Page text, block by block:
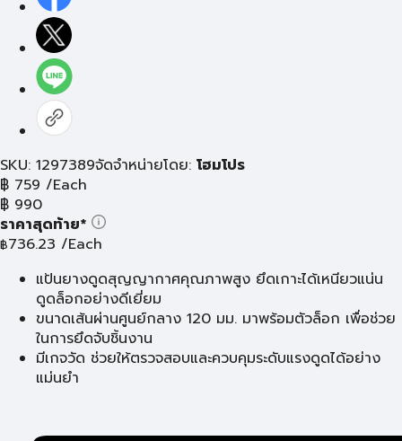
SKU: 1297389จัดจำหน่ายโดย: โฮมโปร
฿ 759 /Each
฿ 990
ราคาสุดท้าย*
฿736.23 /Each
แป้นยางดูดสุญญากาศคุณภาพสูง ยึดเกาะได้เหนียวแน่น
ดูดล็อกอย่างดีเยี่ยม
ขนาดเส้นผ่านศูนย์กลาง 120 มม. มาพร้อมตัวล็อก เพื่อช่วย
ในการยึดจับชิ้นงาน
มีเกจวัด ช่วยให้ตรวจสอบและควบคุมระดับแรงดูดได้อย่าง
แม่นยำ